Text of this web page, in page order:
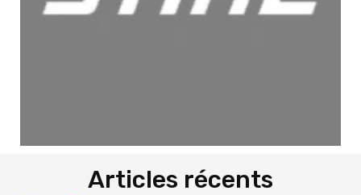
Articles récents